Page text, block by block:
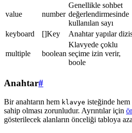
value number
Genellikle sohbet
değerlendirmesinde
kullanılan sayı
keyboard []Key Anahtar yapılar
multiple boolean
Klavyede çoklu
seçime izin verir,
boole
Anahtar#
Bir anahtarın hem klavye isteğinde hem
sahip olması zorunludur. Ayrıntılar için
gösterilecek alanların önceliği tabloya